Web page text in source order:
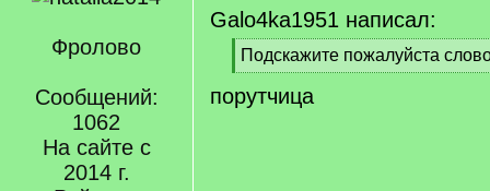
Фролово
Сообщений:
1062
На сайте с
2014 г.
Galo4ka1951 написал:
[
q
]
Подскажите пожалуйста
[
/
q
порутчица